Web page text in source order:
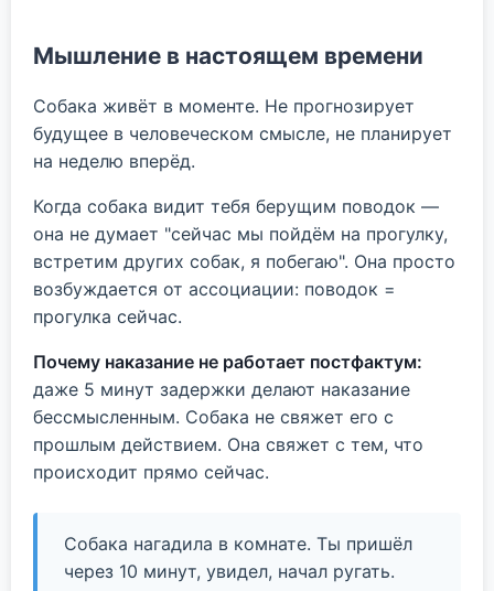
Мышление в настоящем времени
Собака живёт в моменте. Не прогнозирует
будущее в человеческом смысле, не планирует
на неделю вперёд.
Когда собака видит тебя берущим поводок —
она не думает "сейчас мы пойдём на прогулку,
встретим других собак, я побегаю". Она просто
возбуждается от ассоциации: поводок =
прогулка сейчас.
Почему наказание не работает постфактум:
даже 5 минут задержки делают наказание
бессмысленным. Собака не свяжет его с
прошлым действием. Она свяжет с тем, что
происходит прямо сейчас.
Собака нагадила в комнате. Ты пришёл
через 10 минут, увидел, начал ругать.